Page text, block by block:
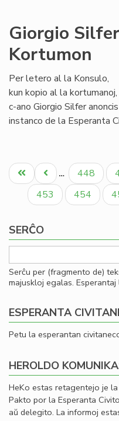
Giorgio
Kortumon
Per letero al la Konsulo,
kun kopio al la kortumanoj,
c-ano Giorgio Silfer
instanco de la Esperanta
Pagination
Unua
paĝo
Antaŭa
paĝo
… Paĝo
448
Paĝo
453 Paĝo
454
SERĈO
Serĉu per (fragmento de)
majuskloj egalas.
ESPERANTA
Petu la esperantan
HEROLDO
HeKo estas retagentejo je
Pakto por la Esperanta
aŭ delegito. La informoj